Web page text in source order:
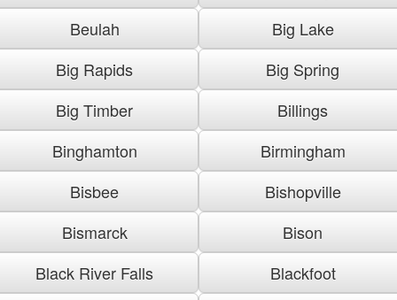
Beulah
Big Lake
Big Rapids
Big Spring
Big Timber
Billings
Binghamton
Birmingham
Bisbee
Bishopville
Bismarck
Bison
Black River Falls
Blackfoot